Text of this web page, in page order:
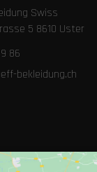
Swiss
5 8610 Uster
86
bekleidung.ch